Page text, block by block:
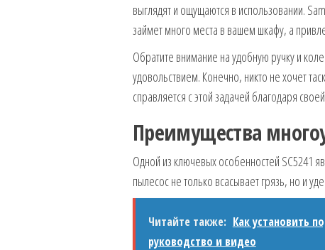
выглядят и ощущаются в использовании.
займет много места в вашем шкафу, а
Обратите внимание на удобную ручку и
удовольствием. Конечно, никто не хочет
справляется с этой задачей благодаря
Преимущества
Одной из ключевых особенностей SC5241
пылесос не только всасывает грязь, но и
Читайте также: Как установить
руководство и видео